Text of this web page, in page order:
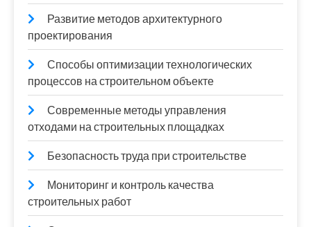
Развитие методов архитектурного
проектирования
Способы оптимизации технологических
процессов на строительном объекте
Современные методы управления
отходами на строительных площадках
Безопасность труда при строительстве
Мониторинг и контроль качества
строительных работ